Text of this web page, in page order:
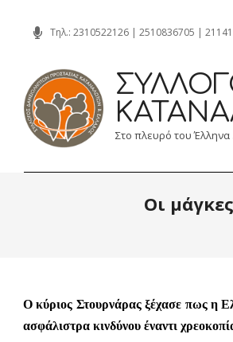
content
Τηλ.: 2310522126 | 2510836705 |
Στο πλευρό του
Οι
Ο κύριος Στουρνάρας ξέχασε πως η
ασφάλιστρα κινδύνου έναντι